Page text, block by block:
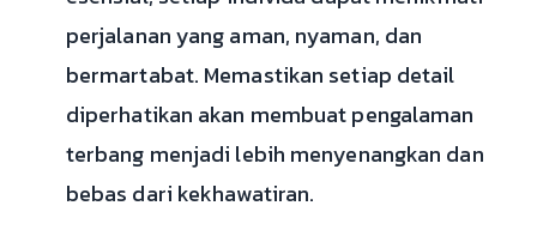
perjalanan yang aman, nyaman, dan
bermartabat. Memastikan setiap detail
diperhatikan akan membuat pengalaman
terbang menjadi lebih menyenangkan dan
bebas dari kekhawatiran.